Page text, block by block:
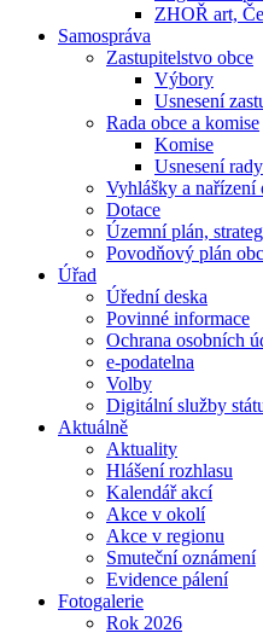
ZHOŘ art,
Samospráva
Zastupitelstvo obce
Výbory
Usnesení
Rada obce a komise
Komise
Usnesení rady
Vyhlášky a nařízení
Dotace
Územní plán,
Povodňový plán
Úřad
Úřední deska
Povinné informace
Ochrana osobních
e-podatelna
Volby
Digitální služby
Aktuálně
Aktuality
Hlášení rozhlasu
Kalendář akcí
Akce v okolí
Akce v regionu
Smuteční oznámení
Evidence pálení
Fotogalerie
Rok 2026